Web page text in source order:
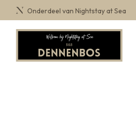
Onderdeel van Nightstay at Sea